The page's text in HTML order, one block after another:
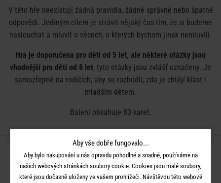
V této hře neexistují žádná pravidla, žádné správné nebo špatné
odpovědi. Jediným cílem je strávit nějaký čas tím, že si budeme
naslouchat a mluvit o věcech, o kterých bychom jinak nemluvili.
Hra je doporučena pro děti od 5 let, ale některé otázky jsou
vhodnější pro děti od 8 let, tyto otázky jsou zvlášť označeny. Je
samozřejmě na rodičích, aby se rozhodli, zda je chtějí klást i
mladším dětem.
Balení obsahuje 80 karet.
Jazyk:angličtina
Aby vše dobře fungovalo...
Aby bylo nakupování u nás opravdu pohodlné a snadné, používáme na
našich webových stránkách soubory cookie. Cookies jsou malé soubory,
které jsou dočasně uloženy ve vašem prohlížeči. Návštěvou této webové